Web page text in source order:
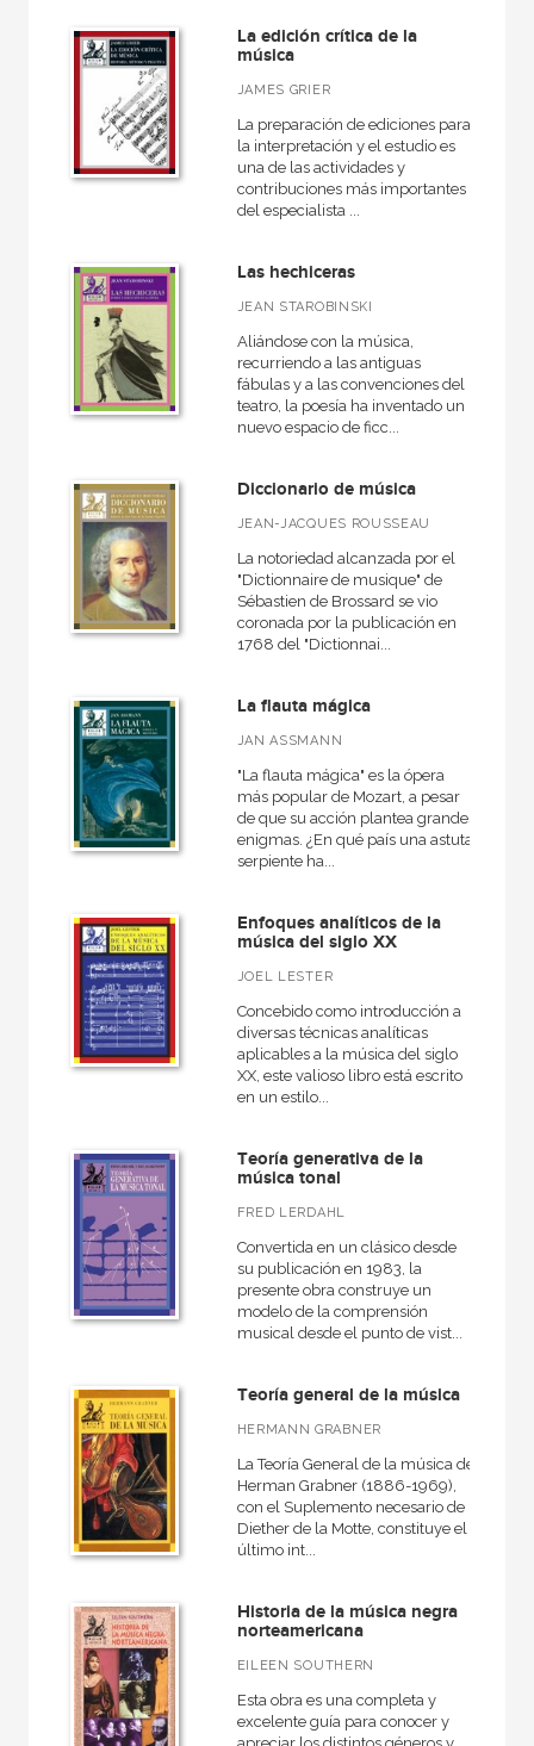
Rústica
CATÁLOGOS PDF
La edición crítica de la
música
JAMES GRIER
La preparación de ediciones para
la interpretación y el estudio es
una de las actividades y
contribuciones más importantes
del especialista ...
Las hechiceras
JEAN STAROBINSKI
Aliándose con la música,
recurriendo a las antiguas
fábulas y a las convenciones del
teatro, la poesía ha inventado un
nuevo espacio de ficc...
Diccionario de música
JEAN-JACQUES ROUSSEAU
La notoriedad alcanzada por el
"Dictionnaire de musique" de
Sébastien de Brossard se vio
coronada por la publicación en
1768 del "Dictionnai...
La flauta mágica
JAN ASSMANN
"La flauta mágica" es la ópera
más popular de Mozart, a pesar
de que su acción plantea grandes
enigmas. ¿En qué país una astuta
serpiente ha...
Enfoques analíticos de la
música del siglo XX
JOEL LESTER
Concebido como introducción a
diversas técnicas analíticas
aplicables a la música del siglo
XX, este valioso libro está escrito
en un estilo...
Teoría generativa de la
música tonal
FRED LERDAHL
Convertida en un clásico desde
su publicación en 1983, la
presente obra construye un
modelo de la comprensión
musical desde el punto de vist...
Teoría general de la música
HERMANN GRABNER
La Teoría General de la música de
Herman Grabner (1886-1969),
con el Suplemento necesario de
Diether de la Motte, constituye el
último int...
Historia de la música negra
norteamericana
EILEEN SOUTHERN
Esta obra es una completa y
excelente guía para conocer y